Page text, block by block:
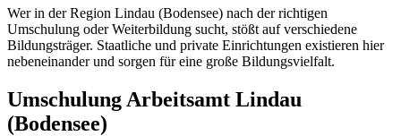
Wer in der Region Lindau (Bodensee) nach der richtigen
Umschulung oder Weiterbildung sucht, stößt auf verschiedene
Bildungsträger. Staatliche und private Einrichtungen existieren hier
nebeneinander und sorgen für eine große Bildungsvielfalt.
Umschulung Arbeitsamt Lindau
(Bodensee)